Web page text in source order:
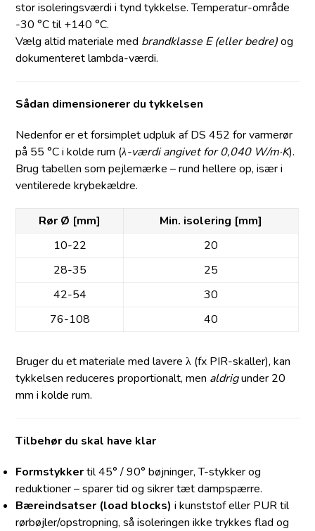
stor isoleringsværdi i tynd tykkelse. Temperatur-område
-30 °C til +140 °C.
Vælg altid materiale med brandklasse E (eller bedre)og
dokumenteret lambda-værdi.
Sådan dimensionerer du tykkelsen
Nedenfor er et forsimplet udpluk af DS 452 for varmerør
på 55 °C i kolde rum (λ-værdi angivet for 0,040 W/m·K).
Brug tabellen som pejlemærke – rund hellere op, især i
ventilerede krybekældre.
Rør Ø [mm]
Min. isolering [mm]
10-22
20
28-35
25
42-54
30
76-108
40
Bruger du et materiale med lavere λ (fx PIR-skaller), kan
tykkelsen reduceres proportionalt, men aldrigunder 20
mm i kolde rum.
Tilbehør du skal have klar
Formstykkertil 45° / 90° bøjninger, T-stykker og
reduktioner – sparer tid og sikrer tæt dampspærre.
Bæreindsatser (load blocks) i kunststof eller PUR til
rørbøjler/opstropning, så isoleringen ikke trykkes flad og